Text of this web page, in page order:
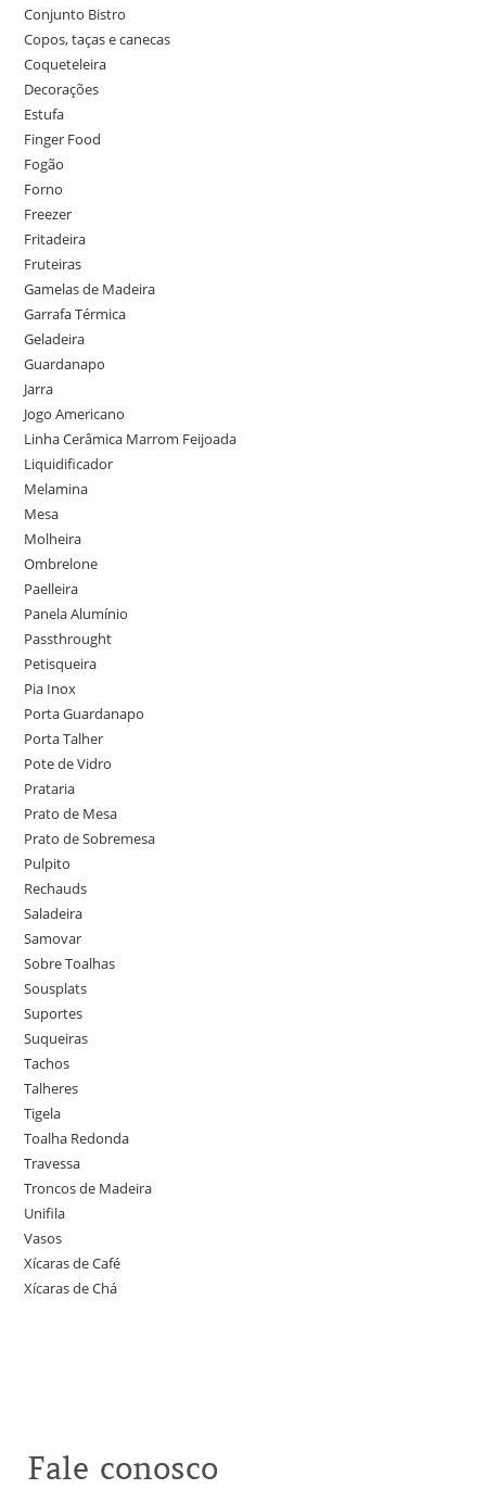
Conjunto Bistro
Copos, taças e canecas
Coqueteleira
Decorações
Estufa
Finger Food
Fogão
Forno
Freezer
Fritadeira
Fruteiras
Gamelas de Madeira
Garrafa Térmica
Geladeira
Guardanapo
Jarra
Jogo Americano
Linha Cerâmica Marrom Feijoada
Liquidificador
Melamina
Mesa
Molheira
Ombrelone
Paelleira
Panela Alumínio
Passthrought
Petisqueira
Pia Inox
Porta Guardanapo
Porta Talher
Pote de Vidro
Prataria
Prato de Mesa
Prato de Sobremesa
Pulpito
Rechauds
Saladeira
Samovar
Sobre Toalhas
Sousplats
Suportes
Suqueiras
Tachos
Talheres
Tigela
Toalha Redonda
Travessa
Troncos de Madeira
Unifila
Vasos
Xícaras de Café
Xícaras de Chá
Fale conosco